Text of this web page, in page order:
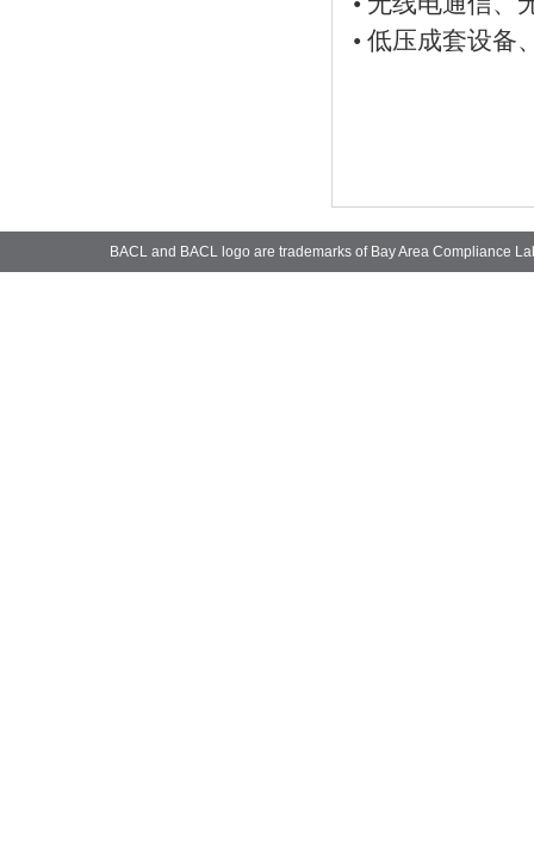
• 低压成
BACL and BACL logo are trademarks of Bay Area